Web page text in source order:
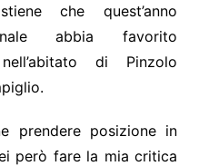
che quest’anno
abbia favorito
di Pinzolo
prendere posizione in
però fare la mia critica